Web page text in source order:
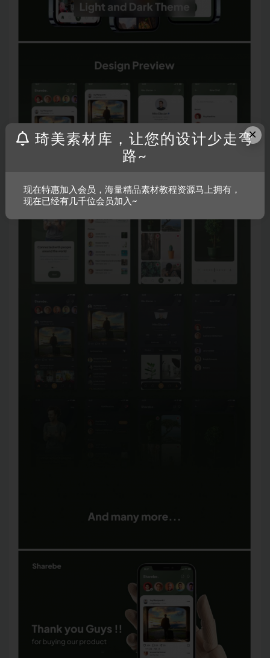
×
琦美素材库，让您的设计少走弯
路~
现在特惠加入会员，海量精品素材教程资源马上拥有，
现在已经有几千位会员加入~